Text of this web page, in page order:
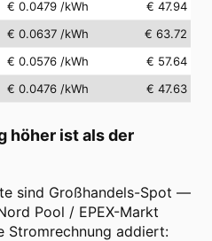
€ 0.0479 /kWh
€ 47.94
€ 0.0637 /kWh
€ 63.72
€ 0.0576 /kWh
€ 57.64
€ 0.0476 /kWh € 47.63
höher ist als der
sind Großhandels-Spot —
Pool / EPEX-Markt
Stromrechnung addiert: